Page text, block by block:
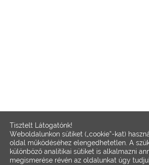
Tisztelt Látogatónk!
Weboldalunkon sütiket („cookie”-kat)
oldal működéséhez elengedhetetlen. A
különböző analitikai sütiket is alkalmazni
megismerése révén az oldalunkat úgy